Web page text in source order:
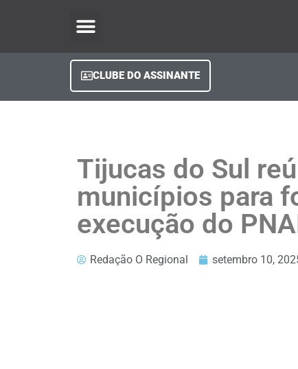
CLUBE DO ASSINANTE
Tijucas do Sul
municípios para
execução do
Redação O Regional setembro 10,